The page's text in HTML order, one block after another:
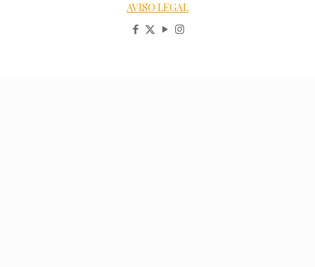
AVISO LEGAL